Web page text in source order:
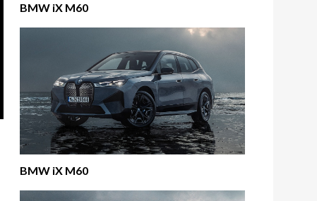
BMW iX M60
BMW iX M60